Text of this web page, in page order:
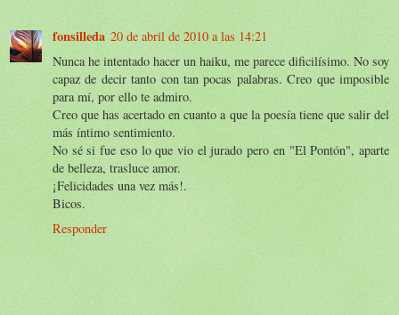
fonsilleda 20 de abril de 2010 a las 14:21
Nunca he intentado hacer un haiku, me parece dificilísimo. No soy
capaz de decir tanto con tan pocas palabras. Creo que imposible
para mí, por ello te admiro.
Creo que has acertado en cuanto a que la poesía tiene que salir del
más íntimo sentimiento.
No sé si fue eso lo que vio el jurado pero en "El Pontón", aparte
de belleza, trasluce amor.
¡Felicidades una vez más!.
Bicos.
Responder